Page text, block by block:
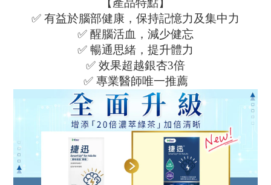
【產品特點】
✅ 有益於腦部健康，保持記憶力及集中力
✅ 醒腦活血，減少健忘
✅ 暢通思緒，提升體力
✅ 效果超越銀杏3倍
✅ 專業醫師唯一推薦